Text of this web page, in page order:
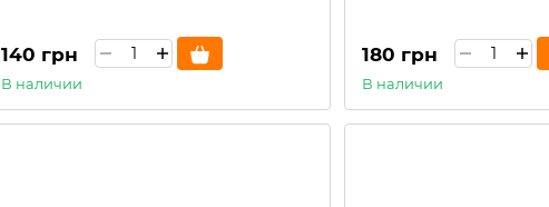
140 грн
В наличии
180 грн
В наличии